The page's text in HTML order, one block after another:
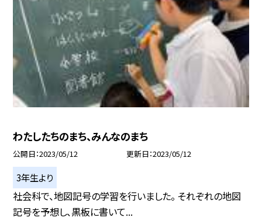
わたしたちのまち、みんなのまち
公開日 2023/05/12 更新日 2023/05/12
3年生より
社会科で、地図記号の学習を行いました。 それぞれの地図
記号を予想し、黒板に書いて...